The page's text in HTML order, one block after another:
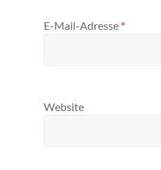
E-Mail-Adresse *
Website